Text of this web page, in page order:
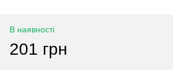
В наявності
201 грн